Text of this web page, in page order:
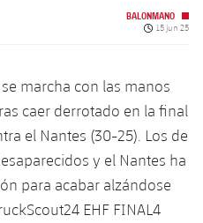
BALONMANO
Fecha de
15 jun 25
marcha con las manos
caer derrotado en la final
el Nantes (30-25). Los de
y el Nantes ha
para acabar alzándose
EHF FINAL4